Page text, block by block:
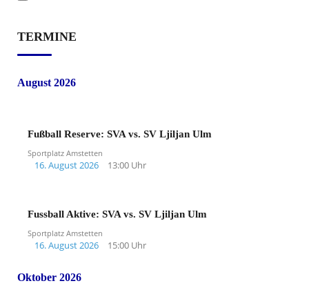
TERMINE
August 2026
Fußball Reserve: SVA vs. SV Ljiljan Ulm
Sportplatz Amstetten
16. August 2026 13:00 Uhr
Fussball Aktive: SVA vs. SV Ljiljan Ulm
Sportplatz Amstetten
16. August 2026 15:00 Uhr
Oktober 2026